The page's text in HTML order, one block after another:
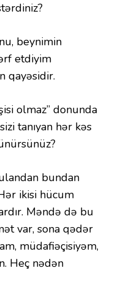
beynimin
etdiyim
qayəsidir.
olmaz” donunda
tanıyan hər kəs
bundan
ikisi hücum
Məndə də bu
var, sona qədər
müdafiəçisiyəm,
Heç nədən